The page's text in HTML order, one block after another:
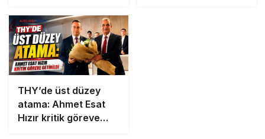
THY’de üst düzey
atama: Ahmet Esat
Hızır kritik göreve